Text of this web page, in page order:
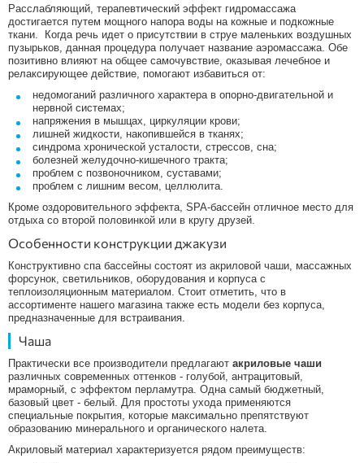
Гидромассажные ванны для спа салонов
Джакузи с подогревом
Ванна с подсветкой
Расслабляющий, терапевтический эффект гидромассажа
достигается путем мощного напора воды на кожные и подкожные
ткани. Когда речь идет о присутствии в струе маленьких воздушных
пузырьков, данная процедура получает название аэромассажа. Обе
позитивно влияют на общее самочувствие, оказывая лечебное и
релаксирующее действие, помогают избавиться от:
недомоганий различного характера в опорно-двигательной и
нервной системах;
напряжения в мышцах, циркуляции крови;
лишней жидкости, накопившейся в тканях;
синдрома хронической усталости, стрессов, сна;
болезней желудочно-кишечного тракта;
проблем с позвоночником, суставами;
проблем с лишним весом, целлюлита.
Кроме оздоровительного эффекта, SPA-бассейн отличное место для
отдыха со второй половинкой или в кругу друзей.
Особенности конструкции джакузи
Конструктивно спа бассейны состоят из акриловой чаши, массажных
форсунок, светильников, оборудования и корпуса с
теплоизоляционным материалом. Стоит отметить, что в
ассортименте нашего магазина также есть модели без корпуса,
предназначенные для встраивания.
Чаша
Практически все производители предлагают акриловые чаши
различных современных оттенков - голубой, антрацитовый,
мраморный, с эффектом перламутра. Одна самый бюджетный,
базовый цвет - белый. Для простоты ухода применяются
специальные покрытия, которые максимально препятствуют
образованию минерального и органического налета.
Акриловый материал характеризуется рядом преимуществ: